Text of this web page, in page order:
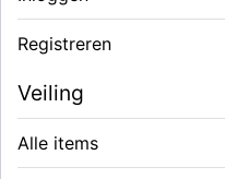
Registreren
Veiling
Alle items